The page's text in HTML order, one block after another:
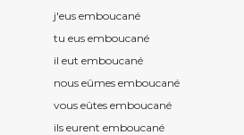
j'eus emboucané
tu eus emboucané
il eut emboucané
nous eûmes emboucané
vous eûtes emboucané
ils eurent emboucané